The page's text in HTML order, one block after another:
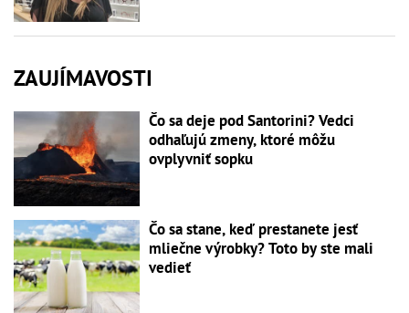
ZAUJÍMAVOSTI
Čo sa deje pod Santorini? Vedci
odhaľujú zmeny, ktoré môžu
ovplyvniť sopku
Čo sa stane, keď prestanete jesť
mliečne výrobky? Toto by ste mali
vedieť